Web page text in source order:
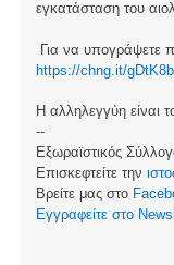
εγκατάσταση του
Για να υπογράψετε
https://chng.it/
Η αλληλεγγύη είναι
--
Εξωραϊστικός
Επισκεφτείτε την
Βρείτε μας στο
Eγγραφείτε στο